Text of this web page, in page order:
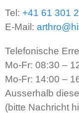
Tel: +41 61 301
E-Mail:
Telefonische
Mo-Fr: 08:30 –
Mo-Fr: 14:00 –
Ausserhalb
(bitte Nachricht